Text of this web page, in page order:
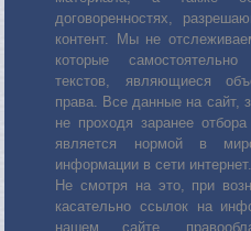
договоренностях,
контент. Мы не
которые
текстов, являющиеся
права. Все данные на сайт,
не проходя заранее
является нормой в
информации в сети интернет.
Не смотря на это, при
касательно ссылок на
нашем сайте,